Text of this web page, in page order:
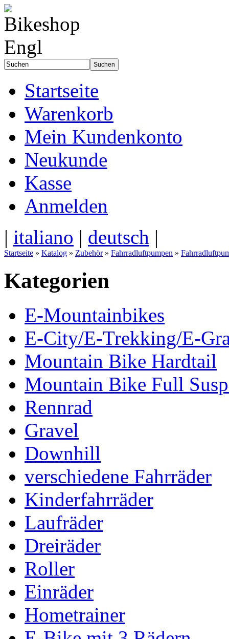
Startseite
Warenkorb
Mein Kundenkonto
Neukunde
Kasse
Anmelden
| italiano | deutsch |
Startseite » Katalog » Zubehör» Fahrradluftpumpen »
Kategorien
E-Mountainbikes
E-City/E-Trekking/E-
Mountain Bike Hardtail
Mountain Bike Full
Rennrad
Gravel
Downhill
verschiedene Fahrräder
Kinderfahrräder
Laufräder
Dreiräder
Roller
Einräder
Hometrainer